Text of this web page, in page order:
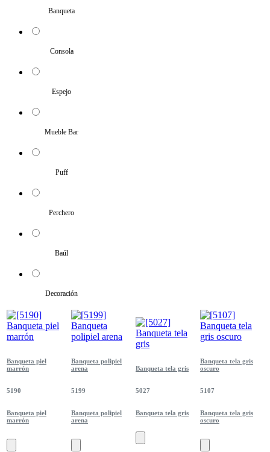
Banqueta
Consola
Espejo
Mueble Bar
Puff
Perchero
Baúl
Decoración
Banqueta piel
marrón
5190
Banqueta piel
marrón
Banqueta polipiel
arena
5199
Banqueta polipiel
arena
Banqueta tela gris
5027
Banqueta tela gris
Banqueta tela gris
oscuro
5107
Banqueta tela gris
oscuro